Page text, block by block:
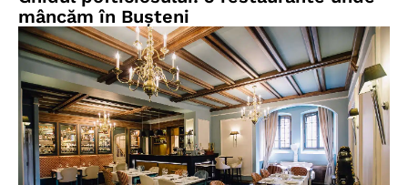
mâncăm în Bușteni